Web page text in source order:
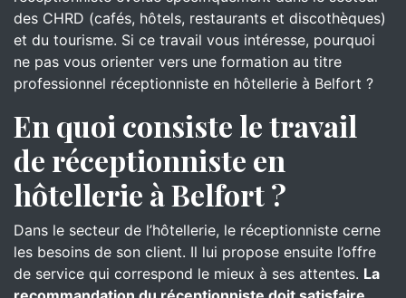
des CHRD (cafés, hôtels, restaurants et discothèques)
et du tourisme. Si ce travail vous intéresse, pourquoi
ne pas vous orienter vers une formation au titre
professionnel réceptionniste en hôtellerie à Belfort ?
En quoi consiste le travail
de réceptionniste en
hôtellerie à Belfort ?
Dans le secteur de l’hôtellerie, le réceptionniste cerne
les besoins de son client. Il lui propose ensuite l’offre
de service qui correspond le mieux à ses attentes. La